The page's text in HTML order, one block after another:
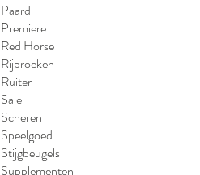
Paard
Premiere
Red Horse
Rijbroeken
Ruiter
Sale
Scheren
Speelgoed
Stijgbeugels
Supplementen